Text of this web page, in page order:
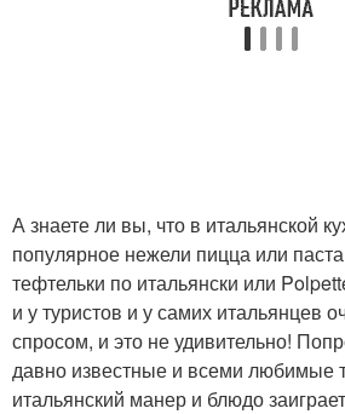
А знаете ли вы, что в итальянской
популярное нежели пицца или
тефтельки по итальянски или
и у туристов и у самих итальянцев
спросом, и это не удивительно!
давно известные и всеми любимые
итальянский манер и блюдо